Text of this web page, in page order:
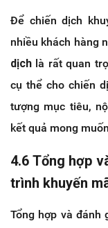
Để chiến dịch
nhiều khách hàng
dịch là rất quan
cụ thể cho chiến
tượng mục tiêu,
kết quả mong
4.6 Tổng hợp
trình khuyến
Tổng hợp và đánh